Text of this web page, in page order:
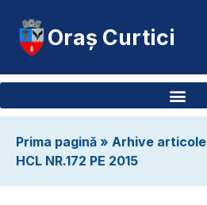
Oraș Curtici
Prima pagină » Arhive articole
HCL NR.172 PE 2015